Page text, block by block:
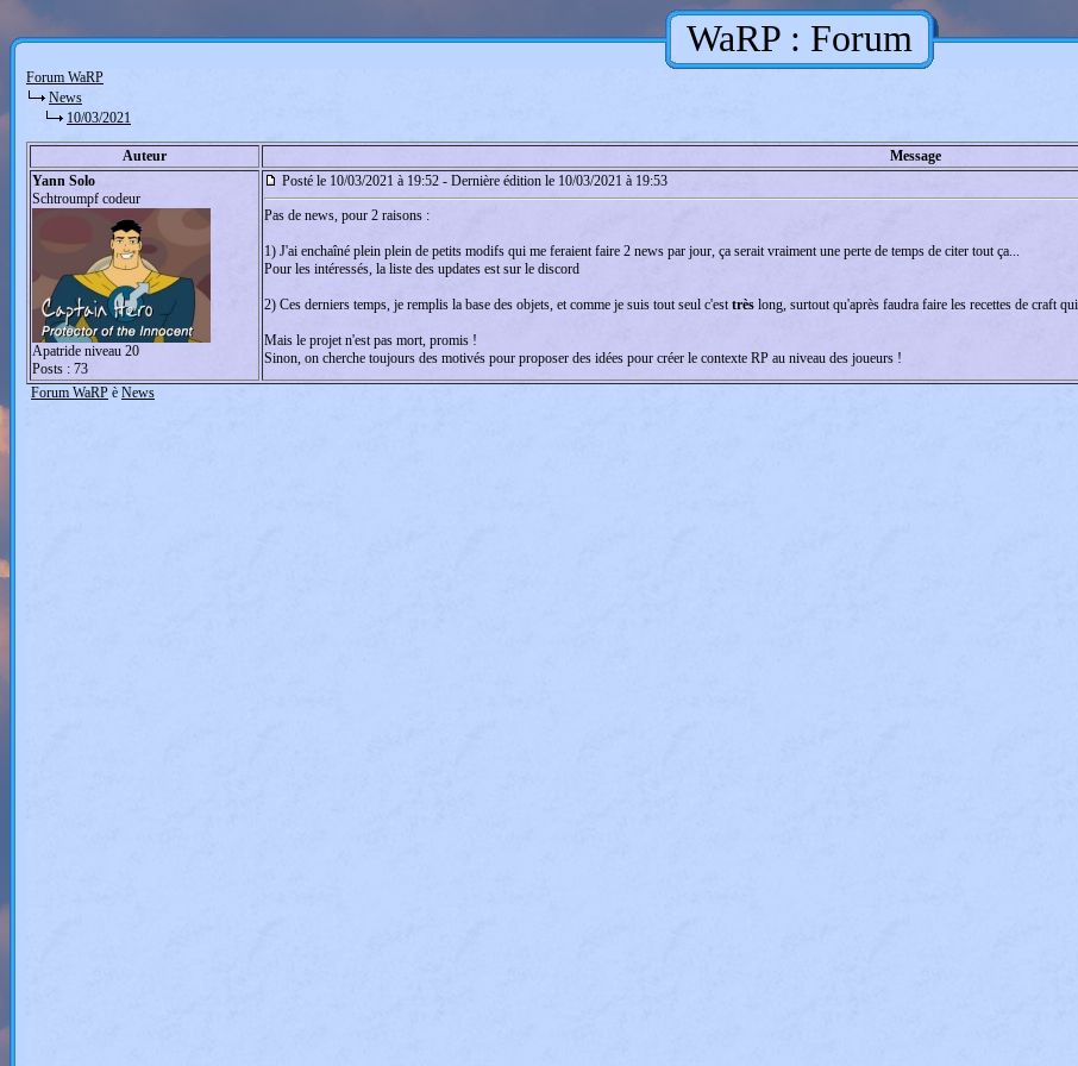
WaRP : Forum
Forum WaRP
News
10/03/2021
Auteur
Message
Yann Solo
Schtroumpf codeur
Apatride niveau 20
Posts : 73
Posté le 10/03/2021 à 19:52 - Dernière édition le 10/03/2021 à 19:53
Pas de news, pour 2 raisons :
1) J'ai enchaîné plein plein de petits modifs qui me feraient faire 2 news par jour, ça serait vraiment une perte de temps de citer tout ça...
Pour les intéressés, la liste des updates est sur le discord
2) Ces derniers temps, je remplis la base des objets, et comme je suis tout seul c'esttrès long, surtout qu'après faudra faire les recettes de craft
Mais le projet n'est pas mort, promis !
Sinon, on cherche toujours des motivés pour proposer des idées pour créer le contexte RP au niveau des joueurs !
Forum WaRP è News